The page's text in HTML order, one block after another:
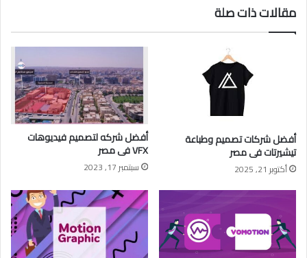
مقالات ذات صلة
أفضل شركات تصميم وطباعة
تيشيرتات فى مصر
أكتوبر 21, 2025
أفضل شركه لتصميم فيديوهات
VFX فى مصر
سبتمبر 17, 2023